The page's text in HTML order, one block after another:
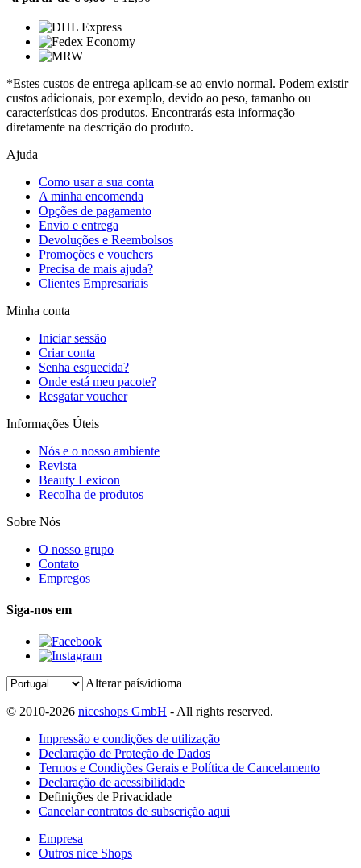
*Estes custos de entrega aplicam-se ao envio normal. Podem existir
custos adicionais, por exemplo, devido ao peso, tamanho ou
características dos produtos. Encontrarás esta informação
diretamente na descrição do produto.
Ajuda
Como usar a sua conta
A minha encomenda
Opções de pagamento
Envio e entrega
Devoluções e Reembolsos
Promoções e vouchers
Precisa de mais ajuda?
Clientes Empresariais
Minha conta
Iniciar sessão
Criar conta
Senha esquecida?
Onde está meu pacote?
Resgatar voucher
Informações Úteis
Nós e o nosso ambiente
Revista
Beauty Lexicon
Recolha de produtos
Sobre Nós
O nosso grupo
Contato
Empregos
Siga-nos em
Alterar país/idioma
© 2010-2026 niceshops GmbH - All rights reserved.
Impressão e condições de utilização
Declaração de Proteção de Dados
Termos e Condições Gerais e Política de Cancelamento
Declaração de acessibilidade
Definições de Privacidade
Cancelar contratos de subscrição aqui
Empresa
Outros nice Shops